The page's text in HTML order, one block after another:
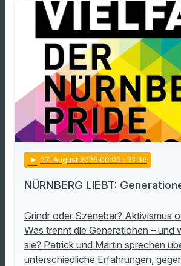
play_arrow 07. August 2026 00:00 · 32:36
NÜRNBERG LIEBT:
Grindr oder Szenebar? Aktivismus
Was trennt die Generationen – und
sie? Patrick und Martin sprechen
unterschiedliche Erfahrungen,